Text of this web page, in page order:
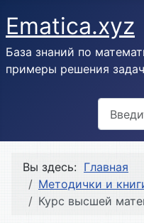
Ematica.xyz
База знаний по
примеры решения
Вы здесь: Главная
Методички и
Курс высшей